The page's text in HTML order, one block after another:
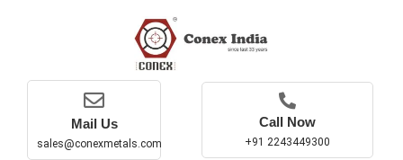
Mail Us
sales@conexmetals.com
Call Now
+91 2243449300